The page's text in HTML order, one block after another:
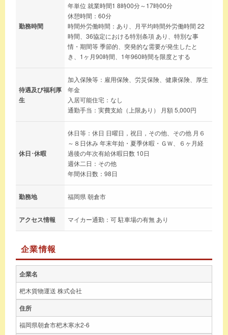
勤務時間
年単位 就業時間1 8時00分～17時00分
休憩時間：60分
時間外労働時間：あり、月平均時間外労働時間 22
時間、36協定における特別条項 あり、特別な事
情・期間等 季節的、突発的な需要が発生したと
き、1ヶ月90時間、1年960時間を限度とする
待遇及び福利厚
生
加入保険等：雇用保険、労災保険、健康保険、厚生
年金
入居可能住宅：なし
通勤手当：実費支給（上限あり） 月額 5,000円
休日･休暇
休日等：休日 日曜日，祝日，その他、その他 月６
～８日休み 年末年始・夏季休暇・ＧＷ、６ヶ月経
過後の年次有給休暇日数 10日
週休二日：その他
年間休日数：98日
勤務地 福岡県 朝倉市
アクセス情報 マイカー通勤：可 駐車場の有無 あり
企業情報
企業名
杷木貨物運送 株式会社
住所
福岡県朝倉市杷木寒水2-6